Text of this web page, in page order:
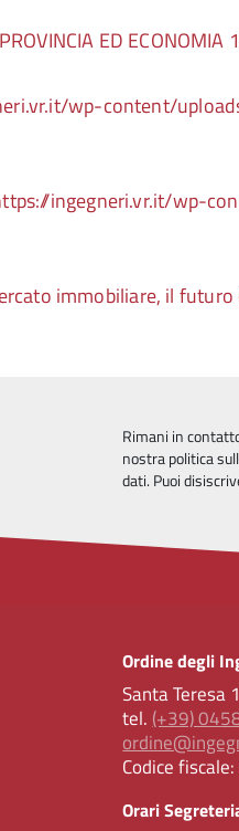
ED
wp-content/
ingegneri.vr.it/wp-
immobiliare, il futuro
Rimani in
nostra politica
dati. Puoi
Ordine degli
Santa Teresa
tel. (+39)
Codice fiscale:
Orari